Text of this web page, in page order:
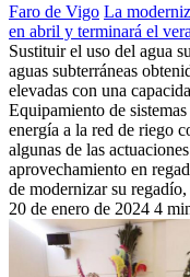
Faro de Vigo La
en abril y terminará el
Sustituir el uso del agua
aguas subterráneas
elevadas con una
Equipamiento de
energía a la red de riego
algunas de las
aprovechamiento en
de modernizar su
20 de enero de 2024 4